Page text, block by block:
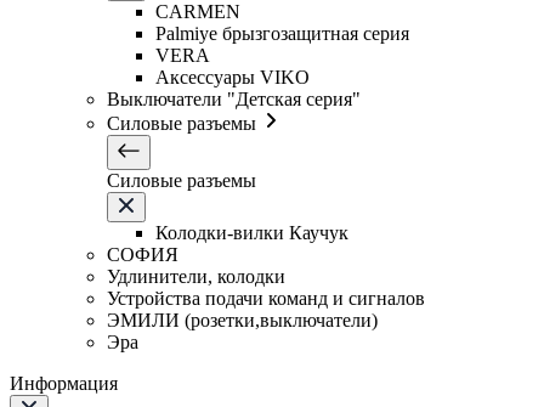
CARMEN
Palmiye брызгозащитная серия
VERA
Аксессуары VIKO
Выключатели "Детская серия"
Силовые разъемы
Силовые разъемы
Колодки-вилки Каучук
СОФИЯ
Удлинители, колодки
Устройства подачи команд и сигналов
ЭМИЛИ (розетки,выключатели)
Эра
Информация